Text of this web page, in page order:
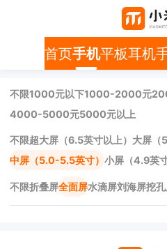
首页手机平板耳机
不限1000元以下1000-2000元
4000-5000元5000元以上
不限超大屏（6.5英寸以上） 大屏（
中屏（5.0-5.5英寸）小屏（4.9英寸
不限折叠屏全面屏水滴屏刘海屏挖